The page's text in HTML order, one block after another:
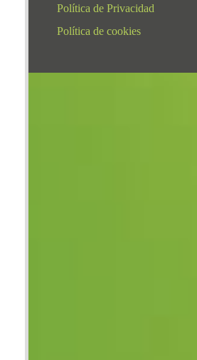
Política de Privacidad
Política de cookies